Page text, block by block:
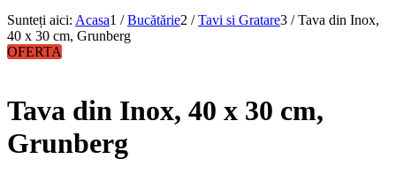
Sunteți aici: Acasa1 / Bucătărie2 / Tavi si Gratare3 / Tava din Inox,
40 x 30 cm, Grunberg
OFERTA
Tava din Inox, 40 x 30 cm,
Grunberg